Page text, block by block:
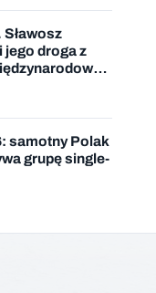
jego droga z
samotny Polak
grupę single-